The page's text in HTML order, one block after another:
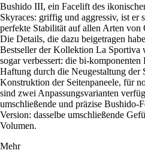
Bushido III, ein Facelift des
Skyraces: griffig und aggressiv, ist er
perfekte Stabilität auf allen Arten
Die Details, die dazu beigetragen
Bestseller der Kollektion La Sportiva
sogar verbessert: die bi-
Haftung durch die Neugestaltung der
Konstruktion der Seitenpaneele, für
sind zwei Anpassungsvarianten
umschließende und präzise
Version: dasselbe umschließende
Volumen.
Mehr